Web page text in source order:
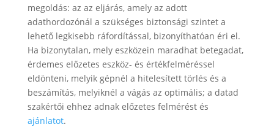
megoldás: az az eljárás, amely az adott
adathordozónál a szükséges biztonsági szintet a
lehető legkisebb ráfordítással, bizonyíthatóan éri el.
Ha bizonytalan, mely eszközein maradhat betegadat,
érdemes előzetes eszköz- és értékfelméréssel
eldönteni, melyik gépnél a hitelesített törlés és a
beszámítás, melyiknél a vágás az optimális; a datad
szakértői ehhez adnak előzetes felmérést és
ajánlatot.